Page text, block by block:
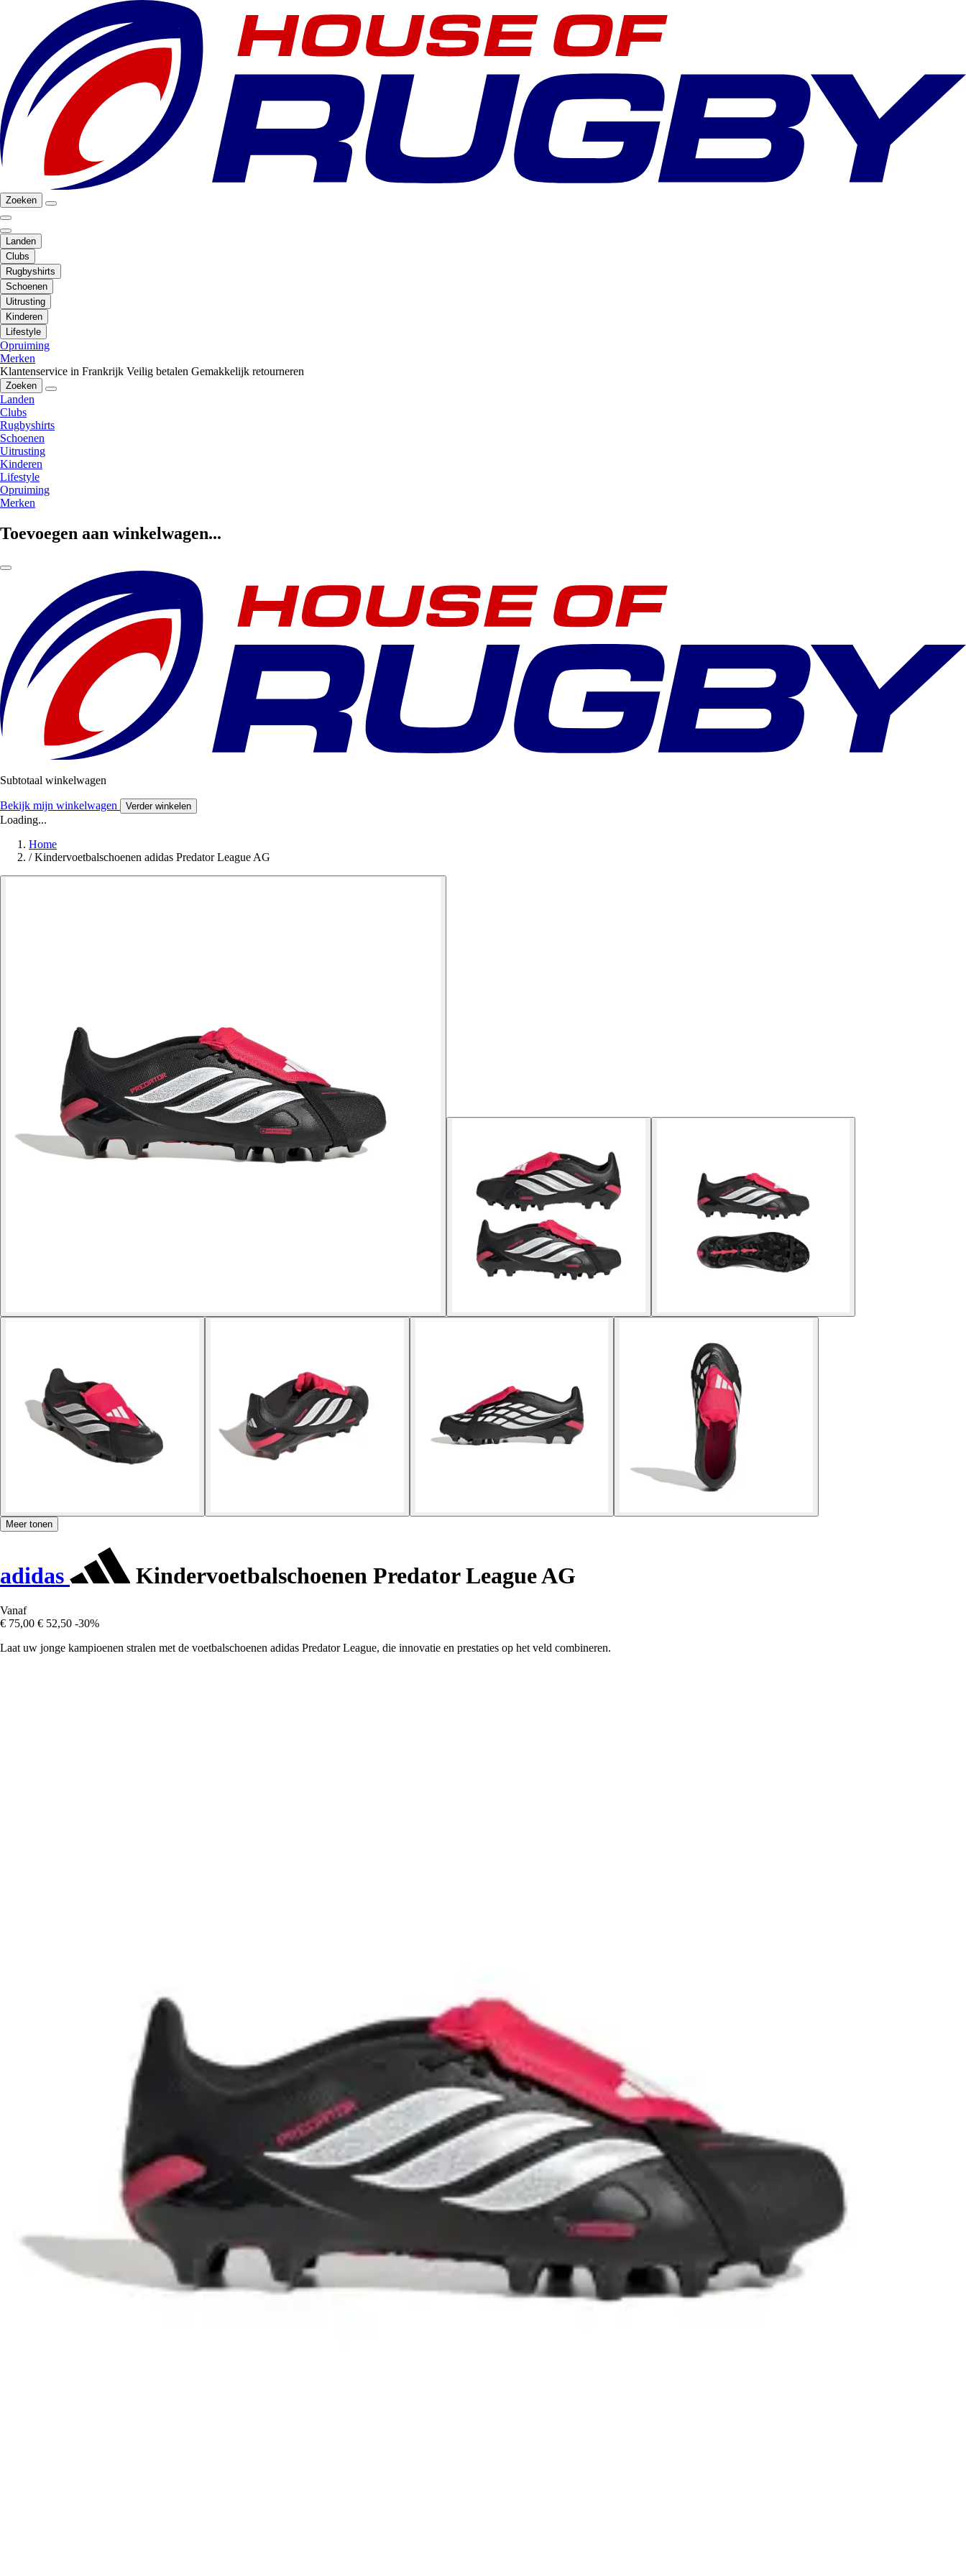
Zoeken
Landen
Clubs
Rugbyshirts
Schoenen
Uitrusting
Kinderen
Lifestyle
Opruiming
Merken
Klantenservice in Frankrijk Veilig betalen Gemakkelijk retourneren
Zoeken
Landen
Clubs
Rugbyshirts
Schoenen
Uitrusting
Kinderen
Lifestyle
Opruiming
Merken
Toevoegen aan winkelwagen...
Subtotaal winkelwagen
Bekijk mijn winkelwagen Verder winkelen
Loading...
Home
/ Kindervoetbalschoenen adidas Predator League AG
Meer tonen
adidas Kindervoetbalschoenen Predator League AG
Vanaf
€ 75,00 € 52,50 -30%
Laat uw jonge kampioenen stralen met de voetbalschoenen adidas Predator League, die innovatie en prestaties op het veld combineren.